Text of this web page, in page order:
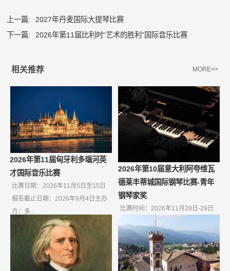
上一篇:
2027年丹麦国际大提琴比赛
下一篇:
2026年第11届比利时“艺术的胜利”国际音乐比赛
相关推荐 MORE>>
2026年第11届匈牙利多瑙河英
才国际音乐比赛
比赛日期：2026年11月5日至15日
报名截止日期：2026年9月4日主办
方：多...
2026年第10届意大利阿夸维瓦
德莱丰蒂城国际钢琴比赛-青年
钢琴家奖
比赛时间：2026年11月28日-29日
报名截止日期：2026年10月9日如
果无...